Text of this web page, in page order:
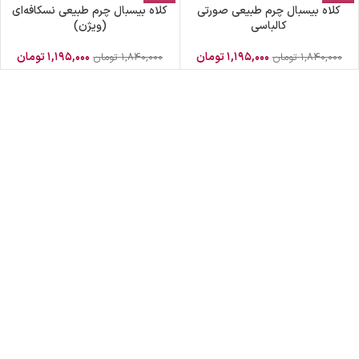
کلاه بیسبال چرم طبیعی صورتی
کالباسی
۱,۸۴۰,۰۰۰ تومان ۱,۱۹۵,۰۰۰تومان
کلاه بیسبال چرم طبیعی نسکافه‌ای
(ویژن)
۱,۸۴۰,۰۰۰ تومان ۱,۱۹۵,۰۰۰تومان